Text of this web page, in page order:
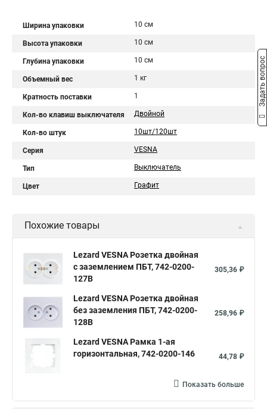
Ширина упаковки 10 см
Высота упаковки 10 см
Глубина упаковки 10 см
Объемный вес 1 кг
Кратность поставки 1
Кол-во клавиш выключателя Двойной
Кол-во штук 10шт/120шт
Серия VESNA
Тип Выключатель
Цвет Графит
Похожие товары
Lezard VESNA Розетка двойная
с заземлением ПБТ, 742-0200-
127B
305,36 ₽
Lezard VESNA Розетка двойная
без заземления ПБТ, 742-0200-
128B
258,96 ₽
Lezard VESNA Рамка 1-ая
горизонтальная, 742-0200-146
44,78 ₽
Показать больше
Задать вопрос